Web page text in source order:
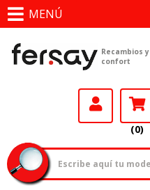
MENÚ
Recambios
confort
(0)